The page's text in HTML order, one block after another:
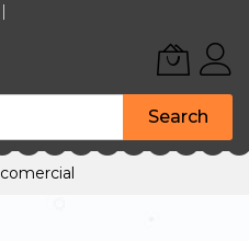
Search
comercial